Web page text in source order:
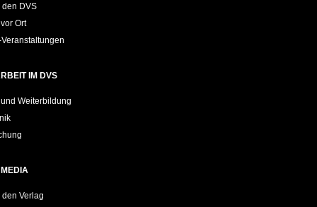
DVS
Ort
IM DVS
Weiterbildung
Verlag